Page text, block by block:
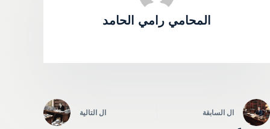
المحامي رامي الحامد
ال السابقة ال التالية